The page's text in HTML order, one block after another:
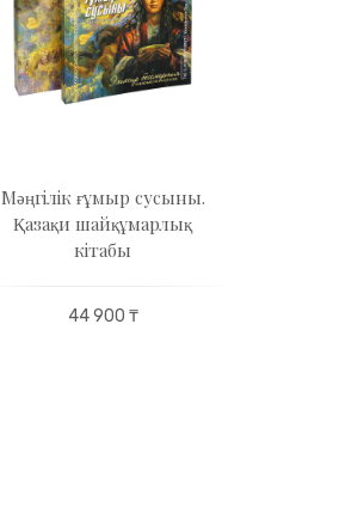
Мәңгілік ғұмыр сусыны.
Қазақи шайқұмарлық
кітабы
44 900 ₸